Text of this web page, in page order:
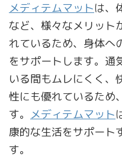
メディテムマットは、
など、様々なメリット
れているため、身体へ
をサポートします。通
いる間もムレにくく、
性にも優れているため
す。 メディテムマット
康的な生活をサポート
す。